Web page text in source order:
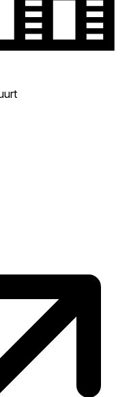
is.